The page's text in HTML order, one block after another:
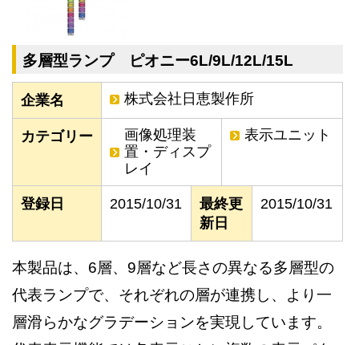
多層型ランプ ピオニー6L/9L/12L/15L
企業名 株式会社日恵製作所
カテゴリー
画像処理装
置・ディスプ
レイ
表示ユニット
登録日 2015/10/31
最終更
新日
2015/10/31
本製品は、6層、9層など長さの異なる多層型の
代表ランプで、それぞれの層が連携し、より一
層滑らかなグラデーションを実現しています。